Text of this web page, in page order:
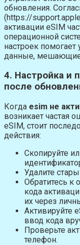
обновления.
(https://
активации eSIM
операционной
настроек
данные, мешающие
4. Настройка и
после
Когда esim не
возникает частая
eSIM, стоит
действия:
Скопируйте
Удалите
Обратитесь к
кода
их через
Активируйте
ввод кода
Проверьте
телефон.